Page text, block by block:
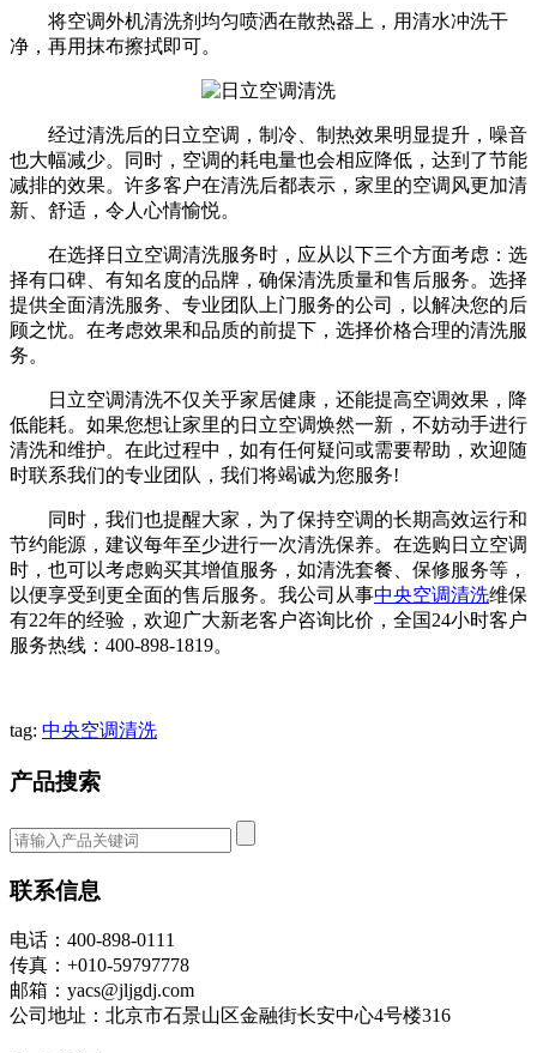
将空调外机清洗剂均匀喷洒在散热器上，用清水冲洗干
净，再用抹布擦拭即可。
经过清洗后的日立空调，制冷、制热效果明显提升，噪音
也大幅减少。同时，空调的耗电量也会相应降低，达到了节能
减排的效果。许多客户在清洗后都表示，家里的空调风更加清
新、舒适，令人心情愉悦。
在选择日立空调清洗服务时，应从以下三个方面考虑：选
择有口碑、有知名度的品牌，确保清洗质量和售后服务。选择
提供全面清洗服务、专业团队上门服务的公司，以解决您的后
顾之忧。在考虑效果和品质的前提下，选择价格合理的清洗服
务。
日立空调清洗不仅关乎家居健康，还能提高空调效果，降
低能耗。如果您想让家里的日立空调焕然一新，不妨动手进行
清洗和维护。在此过程中，如有任何疑问或需要帮助，欢迎随
时联系我们的专业团队，我们将竭诚为您服务!
同时，我们也提醒大家，为了保持空调的长期高效运行和
节约能源，建议每年至少进行一次清洗保养。在选购日立空调
时，也可以考虑购买其增值服务，如清洗套餐、保修服务等，
以便享受到更全面的售后服务。我公司从事中央空调清洗维保
有22年的经验，欢迎广大新老客户咨询比价，全国24小时客户
服务热线：400-898-1819。
tag: 中央空调清洗
产品搜索
联系信息
电话：400-898-0111
传真：+010-59797778
邮箱：yacs@jljgdj.com
公司地址：北京市石景山区金融街长安中心4号楼316